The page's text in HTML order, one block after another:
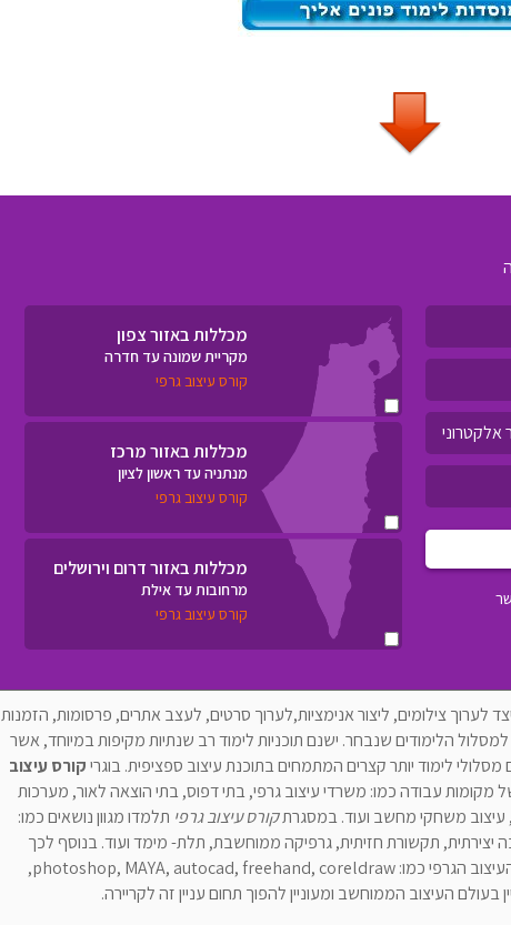
מכללות באזור צפון
מקריית שמונה עד חדרה
קורס עיצוב גרפי
מכללות באזור מרכז
מנתניה עד ראשון לציון
קורס עיצוב גרפי
מכללות באזור דרום וירושלים
מרחובות עד אילת
קורס עיצוב גרפי
לערוך צילומים, ליצור אנימציות,לערוך סרטים, לעצב אתרים, פרסומות, הזמנות
הלימודים שנבחר. ישנם תוכניות לימוד רב שנתיות מקיפות במיוחד, אשר
מסלולי לימוד יותר קצרים המתמחים בתוכנת עיצוב ספציפית. בוגריקורס עיצוב
עבודה כמו: משרדי עיצוב גרפי, בתי דפוס, בתי הוצאה לאור, מערכות
עיצוב משחקי מחשב ועוד. במסגרתקורס עיצוב גרפי תלמדו מגוון נושאים כמו:
יצירתית, תקשורת חזיתית, גרפיקה ממוחשבת, תלת- מימד ועוד. בנוסף לכך
תלמדו כיצד לעבוד עם התוכנות הנפוצות בעולם העיצוב הגרפי כמו: photoshop, MAYA, autocad, freehand, coreldraw,
העיצוב הממוחשב ומעוניין להפוך תחום עניין זה לקריירה.